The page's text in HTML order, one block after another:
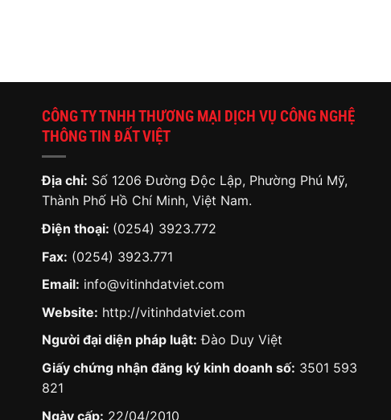
CÔNG TY TNHH THƯƠNG MẠI DỊCH VỤ CÔNG NGHỆ
THÔNG TIN ĐẤT VIỆT
Địa chỉ: Số 1206 Đường Độc Lập, Phường Phú Mỹ,
Thành Phố Hồ Chí Minh, Việt Nam.
Điện thoại: (0254) 3923.772
Fax: (0254) 3923.771
Email: info@vitinhdatviet.com
Website: http://vitinhdatviet.com
Người đại diện pháp luật: Đào Duy Việt
Giấy chứng nhận đăng ký kinh doanh số: 3501 593
821
Ngày cấp: 22/04/2010